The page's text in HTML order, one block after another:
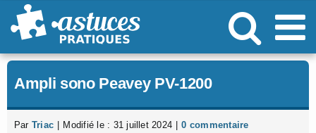
Passer
au
Ampli sono Peavey PV-1200
Par Triac Modifié le : 31 juillet 2024 0 commentaire